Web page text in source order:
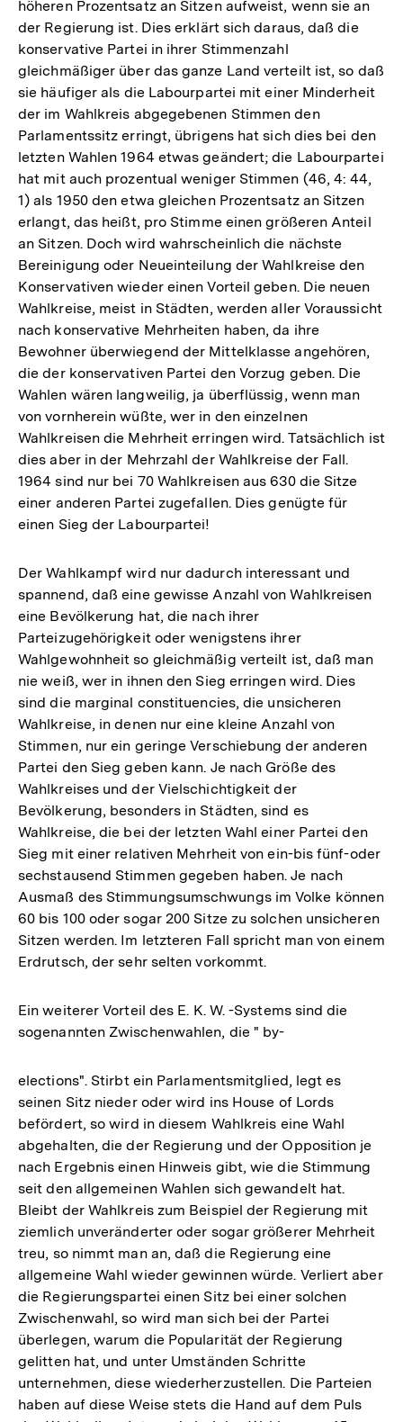
höheren Prozentsatz an Sitzen aufweist, wenn sie an
der Regierung ist. Dies erklärt sich daraus, daß die
konservative Partei in ihrer Stimmenzahl
gleichmäßiger über das ganze Land verteilt ist, so daß
sie häufiger als die Labourpartei mit einer Minderheit
der im Wahlkreis abgegebenen Stimmen den
Parlamentssitz erringt, übrigens hat sich dies bei den
letzten Wahlen 1964 etwas geändert; die Labourpartei
hat mit auch prozentual weniger Stimmen (46, 4: 44,
1) als 1950 den etwa gleichen Prozentsatz an Sitzen
erlangt, das heißt, pro Stimme einen größeren Anteil
an Sitzen. Doch wird wahrscheinlich die nächste
Bereinigung oder Neueinteilung der Wahlkreise den
Konservativen wieder einen Vorteil geben. Die neuen
Wahlkreise, meist in Städten, werden aller Voraussicht
nach konservative Mehrheiten haben, da ihre
Bewohner überwiegend der Mittelklasse angehören,
die der konservativen Partei den Vorzug geben. Die
Wahlen wären langweilig, ja überflüssig, wenn man
von vornherein wüßte, wer in den einzelnen
Wahlkreisen die Mehrheit erringen wird. Tatsächlich ist
dies aber in der Mehrzahl der Wahlkreise der Fall.
1964 sind nur bei 70 Wahlkreisen aus 630 die Sitze
einer anderen Partei zugefallen. Dies genügte für
einen Sieg der Labourpartei!
Der Wahlkampf wird nur dadurch interessant und
spannend, daß eine gewisse Anzahl von Wahlkreisen
eine Bevölkerung hat, die nach ihrer
Parteizugehörigkeit oder wenigstens ihrer
Wahlgewohnheit so gleichmäßig verteilt ist, daß man
nie weiß, wer in ihnen den Sieg erringen wird. Dies
sind die marginal constituencies, die unsicheren
Wahlkreise, in denen nur eine kleine Anzahl von
Stimmen, nur ein geringe Verschiebung der anderen
Partei den Sieg geben kann. Je nach Größe des
Wahlkreises und der Vielschichtigkeit der
Bevölkerung, besonders in Städten, sind es
Wahlkreise, die bei der letzten Wahl einer Partei den
Sieg mit einer relativen Mehrheit von ein-bis fünf-oder
sechstausend Stimmen gegeben haben. Je nach
Ausmaß des Stimmungsumschwungs im Volke können
60 bis 100 oder sogar 200 Sitze zu solchen unsicheren
Sitzen werden. Im letzteren Fall spricht man von einem
Erdrutsch, der sehr selten vorkommt.
Ein weiterer Vorteil des E. K. W. -Systems sind die
sogenannten Zwischenwahlen, die " by-
elections". Stirbt ein Parlamentsmitglied, legt es
seinen Sitz nieder oder wird ins House of Lords
befördert, so wird in diesem Wahlkreis eine Wahl
abgehalten, die der Regierung und der Opposition je
nach Ergebnis einen Hinweis gibt, wie die Stimmung
seit den allgemeinen Wahlen sich gewandelt hat.
Bleibt der Wahlkreis zum Beispiel der Regierung mit
ziemlich unveränderter oder sogar größerer Mehrheit
treu, so nimmt man an, daß die Regierung eine
allgemeine Wahl wieder gewinnen würde. Verliert aber
die Regierungspartei einen Sitz bei einer solchen
Zwischenwahl, so wird man sich bei der Partei
überlegen, warum die Popularität der Regierung
gelitten hat, und unter Umständen Schritte
unternehmen, diese wiederherzustellen. Die Parteien
haben auf diese Weise stets die Hand auf dem Puls